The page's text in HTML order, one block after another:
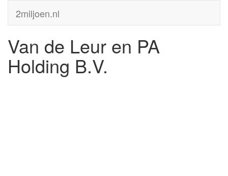
2miljoen.nl
Van de Leur en PA
Holding B.V.